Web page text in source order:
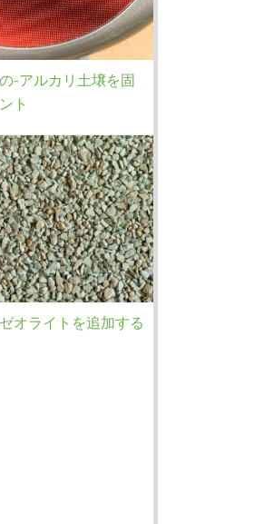
-アルカリ土壌を固
ト
オライトを追加する